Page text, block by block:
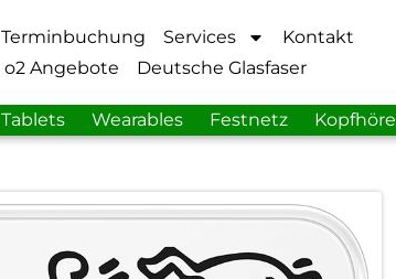
Terminbuchung Services
Kontakt
o2 Angebote Deutsche Glasfaser
Tablets Wearables Festnetz